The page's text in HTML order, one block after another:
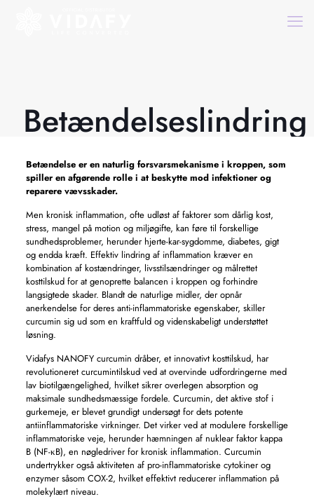
Betændelseslindring
Betændelse er en naturlig forsvarsmekanisme i kroppen, som
spiller en afgørende rolle i at beskytte mod infektioner og
reparere vævsskader.
Men kronisk inflammation, ofte udløst af faktorer som dårlig kost,
stress, mangel på motion og miljøgifte, kan føre til forskellige
sundhedsproblemer, herunder hjerte-kar-sygdomme, diabetes, gigt
og endda kræft. Effektiv lindring af inflammation kræver en
kombination af kostændringer, livsstilsændringer og målrettet
kosttilskud for at genoprette balancen i kroppen og forhindre
langsigtede skader. Blandt de naturlige midler, der opnår
anerkendelse for deres anti-inflammatoriske egenskaber, skiller
curcumin sig ud som en kraftfuld og videnskabeligt understøttet
løsning.
Vidafys NANOFY curcumin dråber, et innovativt kosttilskud, har
revolutioneret curcumintilskud ved at overvinde udfordringerne med
lav biotilgængelighed, hvilket sikrer overlegen absorption og
maksimale sundhedsmæssige fordele. Curcumin, det aktive stof i
gurkemeje, er blevet grundigt undersøgt for dets potente
antiinflammatoriske virkninger. Det virker ved at modulere forskellige
inflammatoriske veje, herunder hæmningen af ​​nuklear faktor kappa
B (NF-κB), en nøgledriver for kronisk inflammation. Curcumin
undertrykker også aktiviteten af ​​pro-inflammatoriske cytokiner og
enzymer såsom COX-2, hvilket effektivt reducerer inflammation på
molekylært niveau.